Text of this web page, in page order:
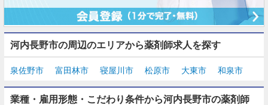
河内長野市の周辺のエリアから薬剤師求人を探す
泉佐野市 富田林市 寝屋川市 松原市 大東市 和泉市
業種・雇用形態・こだわり条件から河内長野市の薬剤師